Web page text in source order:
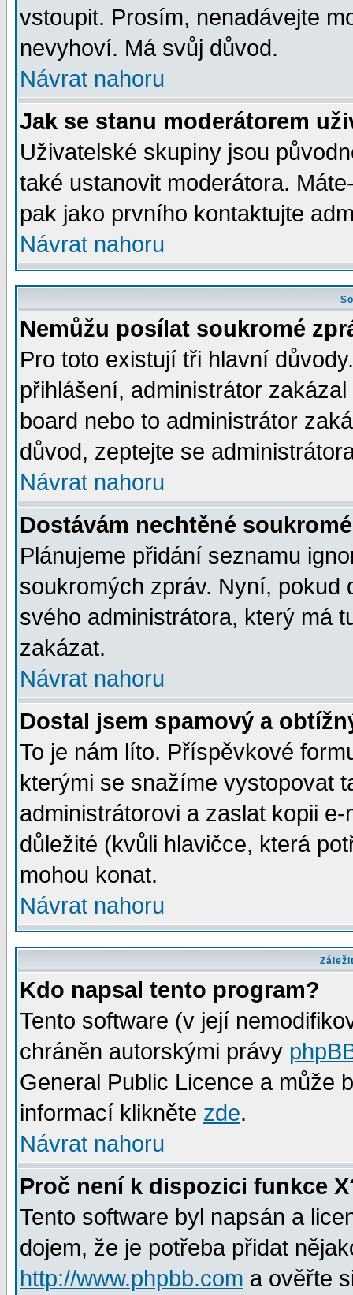
vstoupit. Prosím, nenadávejte
nevyhoví. Má svůj důvod.
Návrat nahoru
Jak se stanu moderátorem
Uživatelské skupiny jsou
také ustanovit moderátora.
pak jako prvního kontaktujte
Návrat nahoru
Nemůžu posílat soukromé
Pro toto existují tři hlavní
přihlášení, administrátor
board nebo to administrátor
důvod, zeptejte se
Návrat nahoru
Dostávám nechtěné
Plánujeme přidání seznamu
soukromých zpráv. Nyní, pokud
svého administrátora, který má
zakázat.
Návrat nahoru
Dostal jsem spamový a
To je nám líto. Příspěvkové
kterými se snažíme vystopovat
administrátorovi a zaslat kopii
důležité (kvůli hlavičce, která
mohou konat.
Návrat nahoru
Kdo napsal tento program?
Tento software (v její
chráněn autorskými právy
General Public Licence a může
informací klikněte zde.
Návrat nahoru
Proč není k dispozici funkce
Tento software byl napsán a
dojem, že je potřeba přidat
http://www.phpbb.com a ověřte